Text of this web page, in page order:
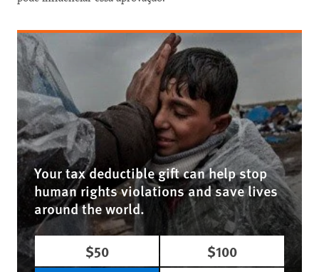
Your tax deductible gift can help stop
human rights violations and save lives
around the world.
$50
$100